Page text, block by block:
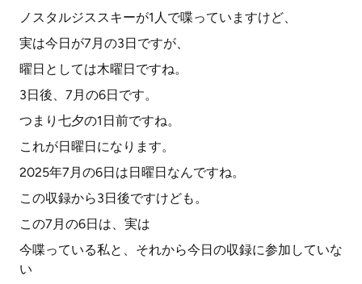
ノスタルジススキーが1人で喋っていますけど、
実は今日が7月の3日ですが、
曜日としては木曜日ですね。
3日後、7月の6日です。
つまり七夕の1日前ですね。
これが日曜日になります。
2025年7月の6日は日曜日なんですね。
この収録から3日後ですけども。
この7月の6日は、実は
今喋っている私と、それから今日の収録に参加していな
い